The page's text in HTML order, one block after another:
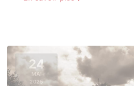
24
MAI
2025